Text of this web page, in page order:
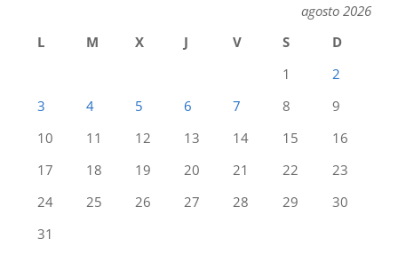
agosto 2026
L
M X J V S
D
1
2
3
4 5 6 7 8
9
10
11 12 13 14 15
16
17
18 19 20 21 22
23
24
25 26 27 28 29
30
31